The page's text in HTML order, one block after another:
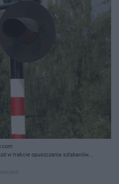
w trakcie opuszczania szlabanów.